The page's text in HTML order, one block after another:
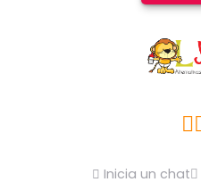
Inicia un chat